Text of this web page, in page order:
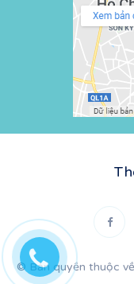
© Bản quyền thuộc về